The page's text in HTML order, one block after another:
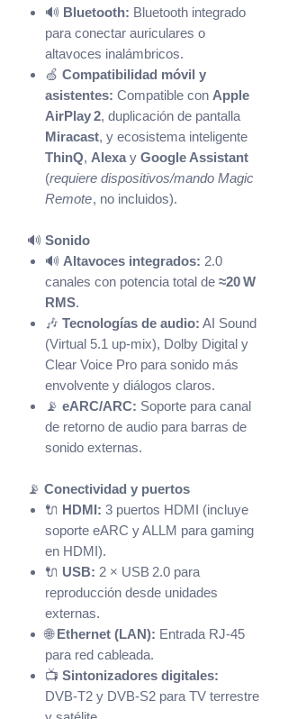
🔊 Bluetooth: Bluetooth integrado
para conectar auriculares o
altavoces inalámbricos.
🍏 Compatibilidad móvil y
asistentes: Compatible con Apple
AirPlay 2, duplicación de pantalla
Miracast, y ecosistema inteligente
ThinQ, Alexa y Google Assistant
(requiere dispositivos/mando Magic
Remote, no incluidos).
🔊 Sonido
🔊 Altavoces integrados: 2.0
canales con potencia total de ≈20 W
RMS.
🎶 Tecnologías de audio: AI Sound
(Virtual 5.1 up‑mix), Dolby Digital y
Clear Voice Pro para sonido más
envolvente y diálogos claros.
📡 eARC/ARC: Soporte para canal
de retorno de audio para barras de
sonido externas.
📡 Conectividad y puertos
🔌 HDMI: 3 puertos HDMI (incluye
soporte eARC y ALLM para gaming
en HDMI).
🔌 USB: 2 × USB 2.0 para
reproducción desde unidades
externas.
🌐Ethernet (LAN): Entrada RJ‑45
para red cableada.
📺 Sintonizadores digitales:
DVB‑T2 y DVB‑S2 para TV terrestre